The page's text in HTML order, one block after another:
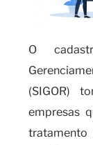
O
(SIGOR)
empresas
tratamento